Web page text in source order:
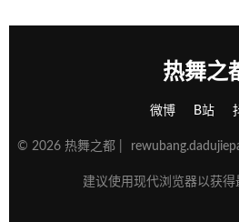
热舞之
微博 B站
© 2026 热舞之都 |
建议使用现代浏览器以获得